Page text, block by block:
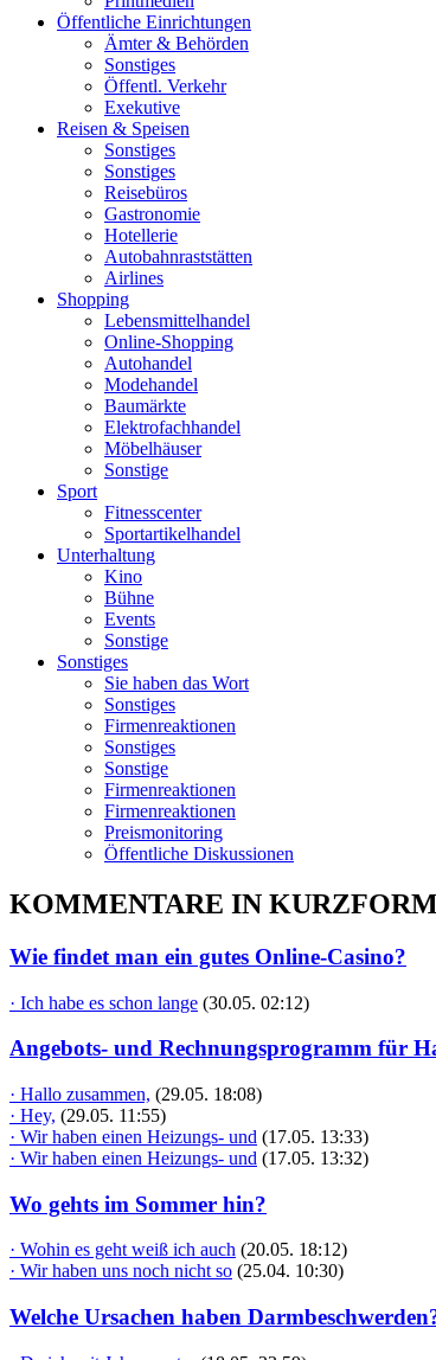
Öffentliche Einrichtungen
Ämter & Behörden
Sonstiges
Öffentl. Verkehr
Exekutive
Reisen & Speisen
Sonstiges
Sonstiges
Reisebüros
Gastronomie
Hotellerie
Autobahnraststätten
Airlines
Shopping
Lebensmittelhandel
Online-Shopping
Autohandel
Modehandel
Baumärkte
Elektrofachhandel
Möbelhäuser
Sonstige
Sport
Fitnesscenter
Sportartikelhandel
Unterhaltung
Kino
Bühne
Events
Sonstige
Sonstiges
Sie haben das Wort
Sonstiges
Firmenreaktionen
Sonstiges
Sonstige
Firmenreaktionen
Firmenreaktionen
Preismonitoring
Öffentliche Diskussionen
KOMMENTARE IN KURZFORM
Wie findet man ein gutes Online-Casino?
· Ich habe es schon lange (30.05. 02:12)
Angebots- und Rechnungsprogramm für
· Hallo zusammen, (29.05. 18:08)
· Hey, (29.05. 11:55)
· Wir haben einen Heizungs- und (17.05. 13:33)
· Wir haben einen Heizungs- und (17.05. 13:32)
Wo gehts im Sommer hin?
· Wohin es geht weiß ich auch (20.05. 18:12)
· Wir haben uns noch nicht so (25.04. 10:30)
Welche Ursachen haben